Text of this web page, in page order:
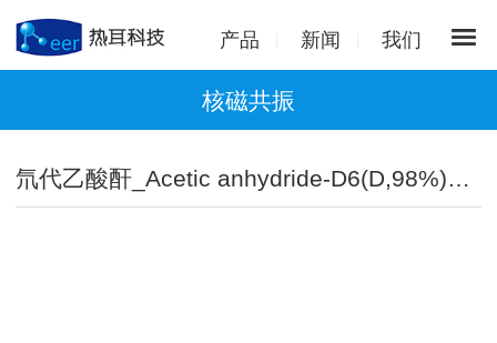
产品 新闻 我们
核磁共振
氘代乙酸酐_Acetic anhydride-D6(D,98%)丨16649-49-3